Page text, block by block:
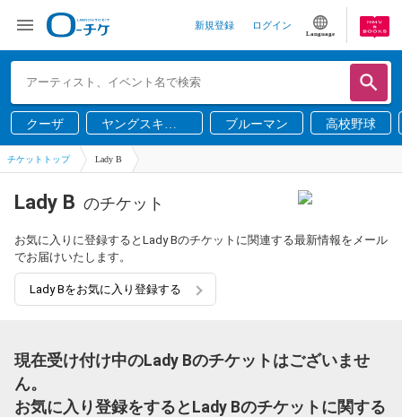
新規登録 ログイン
Language
クーザ
ヤングスキニ
ー
ブルーマン 高校野球
チケットトップ Lady B
Lady B のチケット
お気に入りに登録するとLady Bのチケットに関連する最新情報をメール
でお届けいたします。
Lady Bをお気に入り登録する
現在受け付け中のLady Bのチケットはございませ
ん。
お気に入り登録をするとLady Bのチケットに関する